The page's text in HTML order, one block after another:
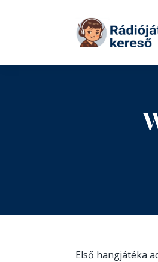
Tovább a tartalomhoz
Első hangjátéka